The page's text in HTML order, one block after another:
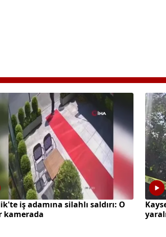
iş adamına silahlı saldırı: O
kamerada